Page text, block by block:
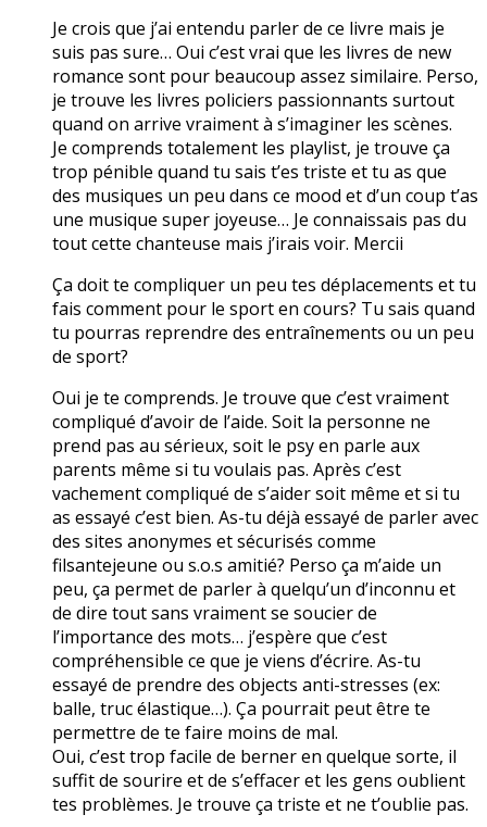
Je crois que j’ai entendu parler de ce livre mais je
suis pas sure… Oui c’est vrai que les livres de new
romance sont pour beaucoup assez similaire. Perso,
je trouve les livres policiers passionnants surtout
quand on arrive vraiment à s’imaginer les scènes.
Je comprends totalement les playlist, je trouve ça
trop pénible quand tu sais t’es triste et tu as que
des musiques un peu dans ce mood et d’un coup t’as
une musique super joyeuse… Je connaissais pas du
tout cette chanteuse mais j’irais voir. Mercii
Ça doit te compliquer un peu tes déplacements et tu
fais comment pour le sport en cours? Tu sais quand
tu pourras reprendre des entraînements ou un peu
de sport?
Oui je te comprends. Je trouve que c’est vraiment
compliqué d’avoir de l’aide. Soit la personne ne
prend pas au sérieux, soit le psy en parle aux
parents même si tu voulais pas. Après c’est
vachement compliqué de s’aider soit même et si tu
as essayé c’est bien. As-tu déjà essayé de parler avec
des sites anonymes et sécurisés comme
filsantejeune ou s.o.s amitié? Perso ça m’aide un
peu, ça permet de parler à quelqu’un d’inconnu et
de dire tout sans vraiment se soucier de
l’importance des mots… j’espère que c’est
compréhensible ce que je viens d’écrire. As-tu
essayé de prendre des objects anti-stresses (ex:
balle, truc élastique…). Ça pourrait peut être te
permettre de te faire moins de mal.
Oui, c’est trop facile de berner en quelque sorte, il
suffit de sourire et de s’effacer et les gens oublient
tes problèmes. Je trouve ça triste et ne t’oublie pas.